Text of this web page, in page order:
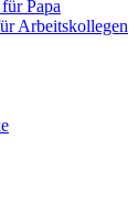
Papa
Arbeitskollegen